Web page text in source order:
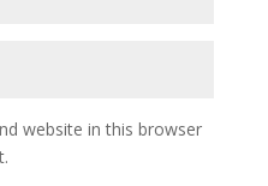
website in this browser